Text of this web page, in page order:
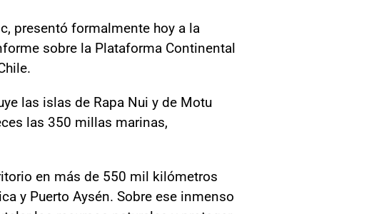
presentó formalmente hoy a la
sobre la Plataforma Continental
las islas de Rapa Nui y de Motu
las 350 millas marinas,
en más de 550 mil kilómetros
y Puerto Aysén. Sobre ese inmenso